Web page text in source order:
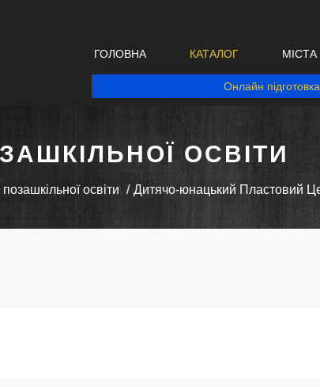
ГОЛОВНА КАТАЛОГ МІСТА
Онлайн
ОСВІТИ
освіти Дитячо-юнацький Пластовий